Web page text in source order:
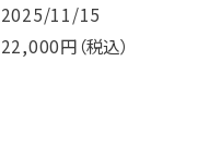
2025/11/15
22,000円（税込）